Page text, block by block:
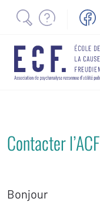
Contacter
Bonjour